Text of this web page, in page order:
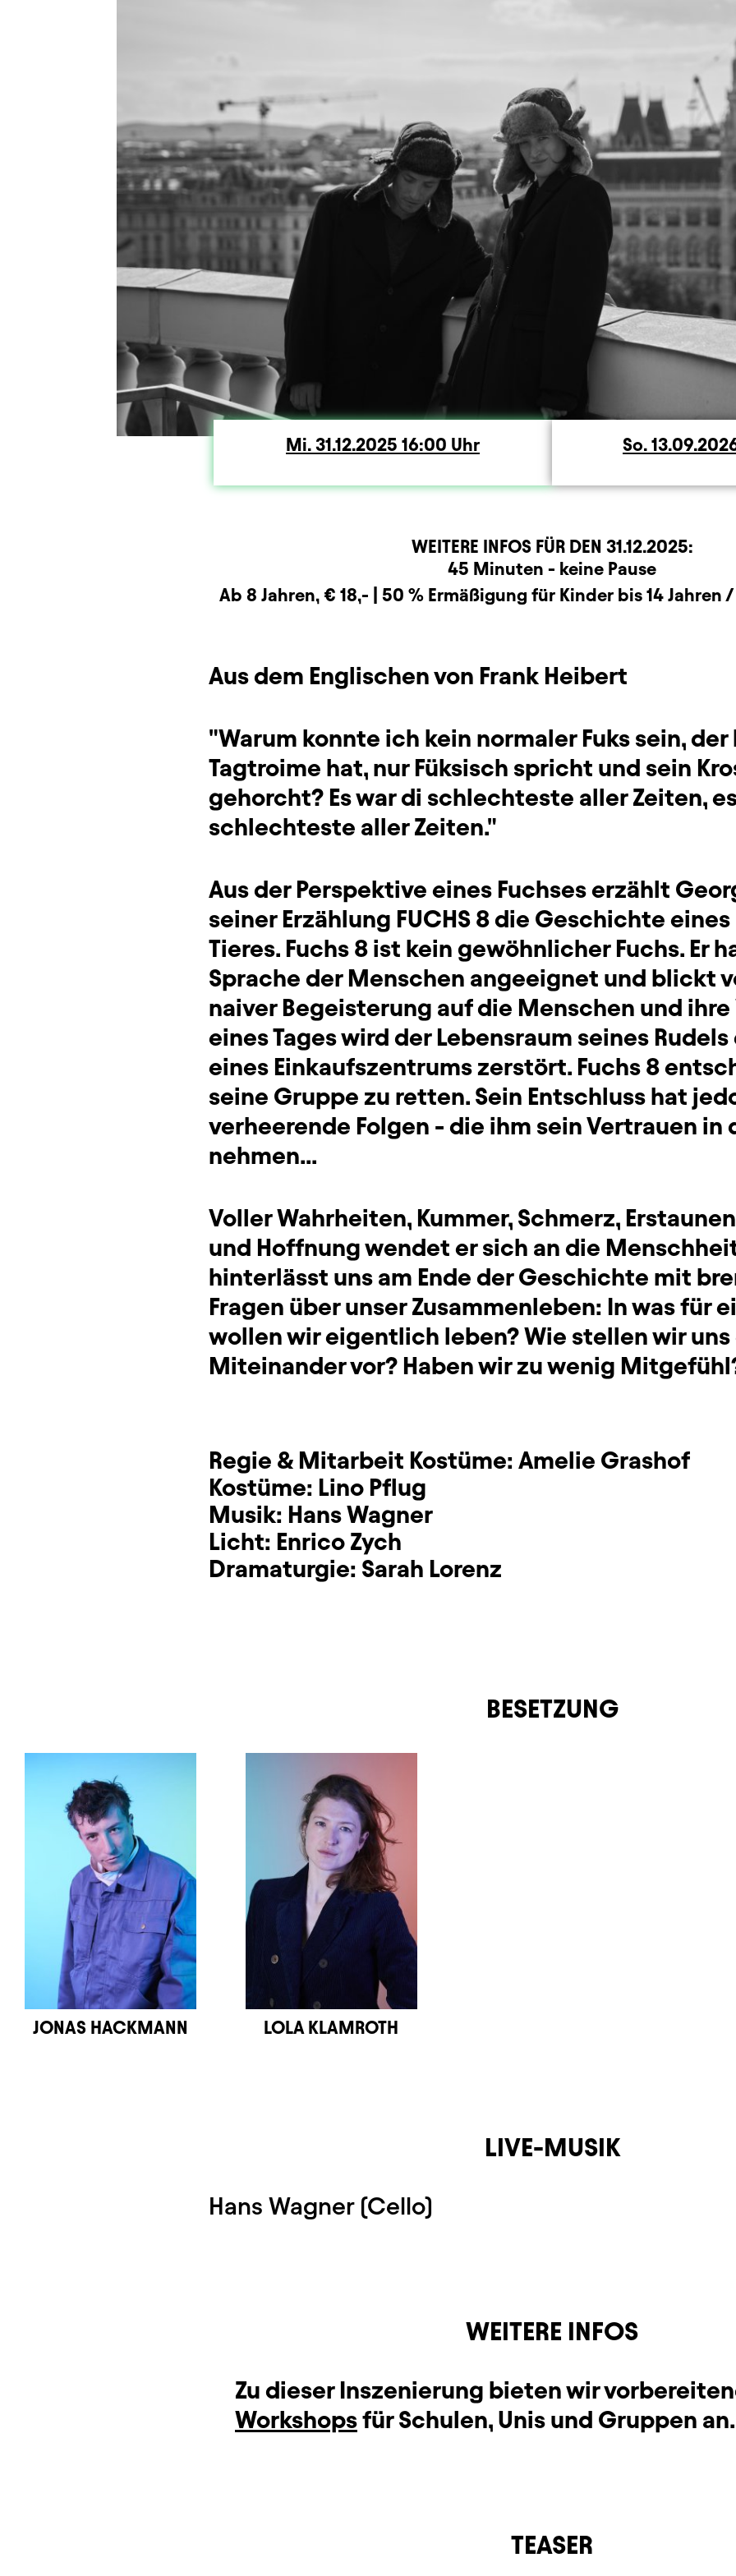
Mi. Mittwoch
31.12.2025 16:00 Uhr So. Sonntag
WEITERE INFOS FÜR DEN 31.12.2025:
45 Minuten - keine Pause
Zusatzinformation
Ab 8 Jahren, € 18,- | 50 % Ermäßigung für Kinder bis 14 Jahren
Aus dem Englischen von Frank Heibert
"Warum konnte ich kein normaler Fuks sein, der
Tagtroime hat, nur Füksisch spricht und sein
gehorcht? Es war di schlechteste aller Zeiten,
schlechteste aller Zeiten."
Aus der Perspektive eines Fuchses erzählt
seiner Erzählung FUCHS 8 die Geschichte
Tieres. Fuchs 8 ist kein gewöhnlicher Fuchs. Er
Sprache der Menschen angeeignet und blickt
naiver Begeisterung auf die Menschen und ihre
eines Tages wird der Lebensraum seines
eines Einkaufszentrums zerstört. Fuchs 8
seine Gruppe zu retten. Sein Entschluss hat
verheerende Folgen - die ihm sein Vertrauen in
nehmen...
Voller Wahrheiten, Kummer, Schmerz,
und Hoffnung wendet er sich an die
hinterlässt uns am Ende der Geschichte mit
Fragen über unser Zusammenleben: In was für
wollen wir eigentlich leben? Wie stellen wir uns
Miteinander vor? Haben wir zu wenig
Regie & Mitarbeit Kostüme: Amelie Grashof
Kostüme: Lino Pflug
Musik: Hans Wagner
Licht: Enrico Zych
Dramaturgie: Sarah Lorenz
BESETZUNG
JONAS HACKMANN LOLA KLAMROTH
LIVE-MUSIK
Hans Wagner (Cello)
WEITERE INFOS
Zu dieser Inszenierung bieten wir
Workshopsfür Schulen, Unis und Gruppen an.
TEASER